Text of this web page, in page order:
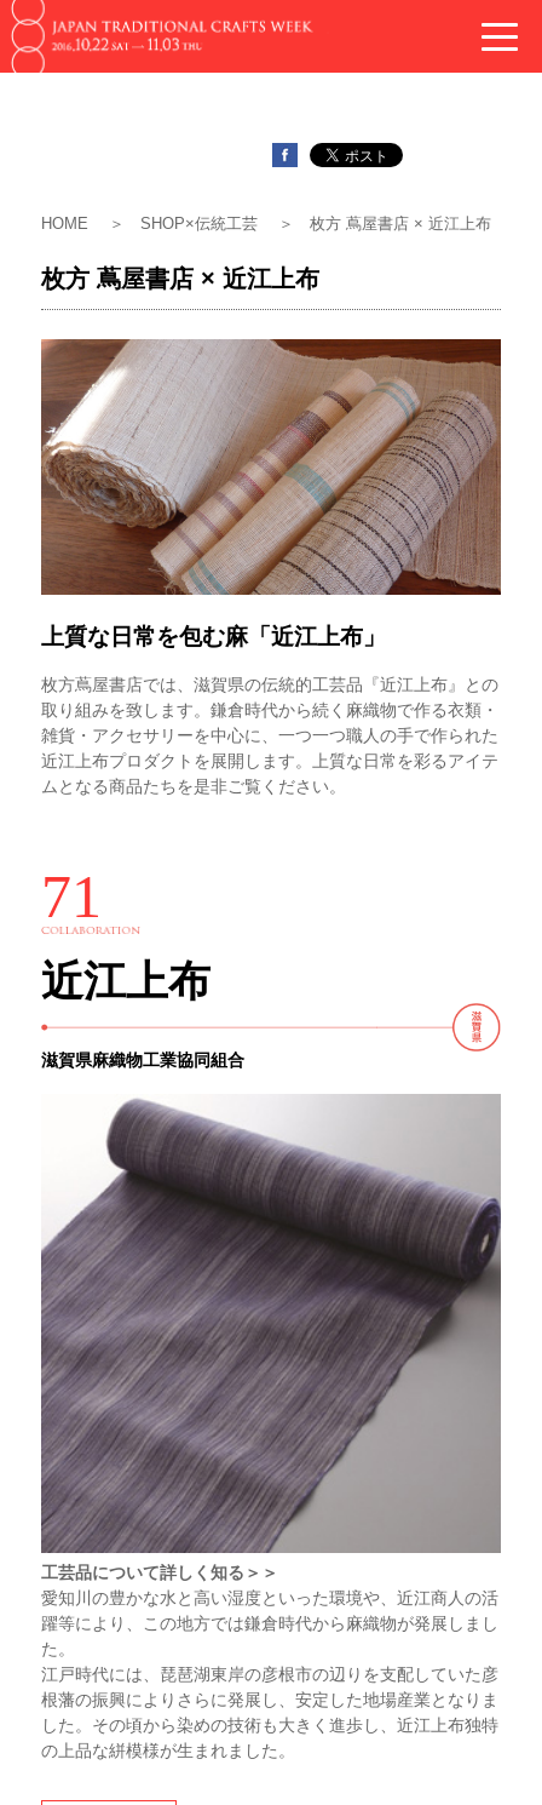
toggle
ホームページはこちらから
HOME SHOP×伝統工芸 枚方 蔦屋書店 × 近江上布
枚方 蔦屋書店 × 近江上布
上質な日常を包む麻「近江上布」
枚方蔦屋書店では、滋賀県の伝統的工芸品『近江上布』との
取り組みを致します。鎌倉時代から続く麻織物で作る衣類・
雑貨・アクセサリーを中心に、一つ一つ職人の手で作られた
近江上布プロダクトを展開します。上質な日常を彩るアイテ
ムとなる商品たちを是非ご覧ください。
71
近江上布
滋賀県麻織物工業協同組合
工芸品について詳しく知る＞＞
愛知川の豊かな水と高い湿度といった環境や、近江商人の活
躍等により、この地方では鎌倉時代から麻織物が発展しまし
た。
江戸時代には、琵琶湖東岸の彦根市の辺りを支配していた彦
根藩の振興によりさらに発展し、安定した地場産業となりま
した。その頃から染めの技術も大きく進歩し、近江上布独特
の上品な絣模様が生まれました。